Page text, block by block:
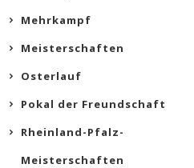
Mehrkampf
Meisterschaften
Osterlauf
Pokal der Freundschaft
Rheinland-Pfalz-
Meisterschaften